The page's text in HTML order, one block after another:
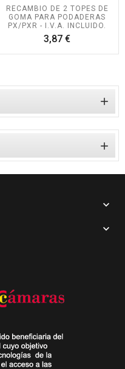
RECAMBIO DE 2 TOPES DE
GOMA PARA PODADERAS
PX/PXR - I.V.A. INCLUIDO.
3,87 €Precio



